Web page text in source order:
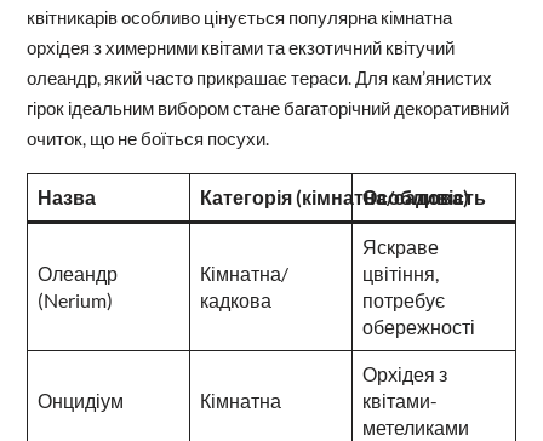
квітникарів особливо цінується популярна кімнатна
орхідея з химерними квітами та екзотичний квітучий
олеандр, який часто прикрашає тераси. Для кам’янистих
гірок ідеальним вибором стане багаторічний декоративний
очиток, що не боїться посухи.
Назва Категорія (кімнатна/садова)
Особливість
Олеандр
(Nerium)
Кімнатна/
кадкова
Яскраве
цвітіння,
потребує
обережності
Онцидіум Кімнатна
Орхідея з
квітами-
метеликами